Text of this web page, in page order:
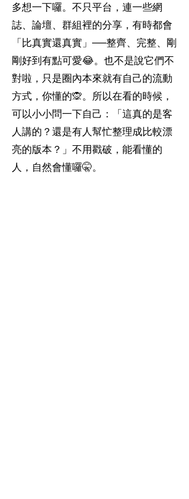
多想一下囉。不只平台，連一些網
誌、論壇、群組裡的分享，有時都會
「比真實還真實」──整齊、完整、剛
剛好到有點可愛😂。也不是說它們不
對啦，只是圈內本來就有自己的流動
方式，你懂的🙊。所以在看的時候，
可以小小問一下自己：「這真的是客
人講的？還是有人幫忙整理成比較漂
亮的版本？」不用戳破，能看懂的
人，自然會懂囉🤫。